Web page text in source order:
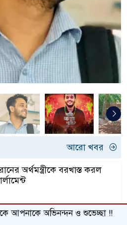
আরো খবর
অর্থমন্ত্রীকে বরখাস্ত করল
৯০০ বছর ধরে কুরআন
!!